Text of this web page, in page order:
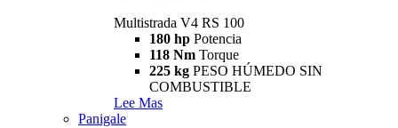
Multistrada V4 RS 100
180 hp Potencia
118 Nm Torque
225 kg PESO HÚMEDO SIN
COMBUSTIBLE
Lee Mas
Panigale